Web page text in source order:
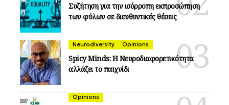
Συζήτηση για την ισόρροπη εκπροσώπηση
των φύλων σε διευθυντικές θέσεις
Neurodiversity Opinions
Spicy Minds: Η Νευροδιαφορετικότητα
αλλάζει το παιχνίδι
Opinions